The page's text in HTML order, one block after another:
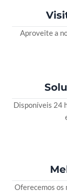
Aproveite a
Disponíveis 24
Oferecemos os